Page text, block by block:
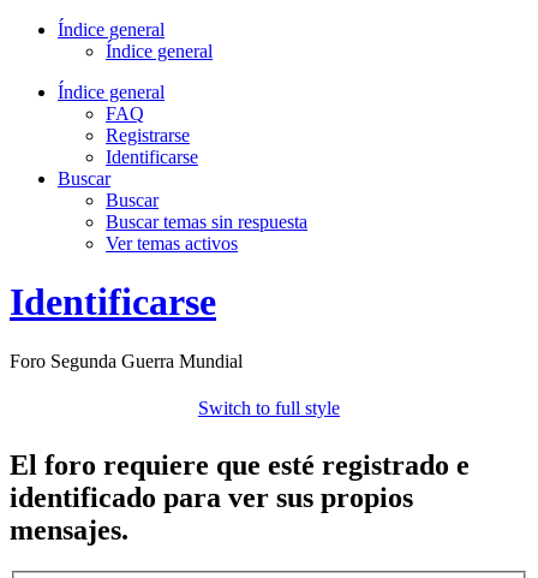
Índice general
Índice general
Índice general
FAQ
Registrarse
Identificarse
Buscar
Buscar
Buscar temas sin respuesta
Ver temas activos
Identificarse
Foro Segunda Guerra Mundial
Switch to full style
El foro requiere que esté registrado e
identificado para ver sus propios
mensajes.